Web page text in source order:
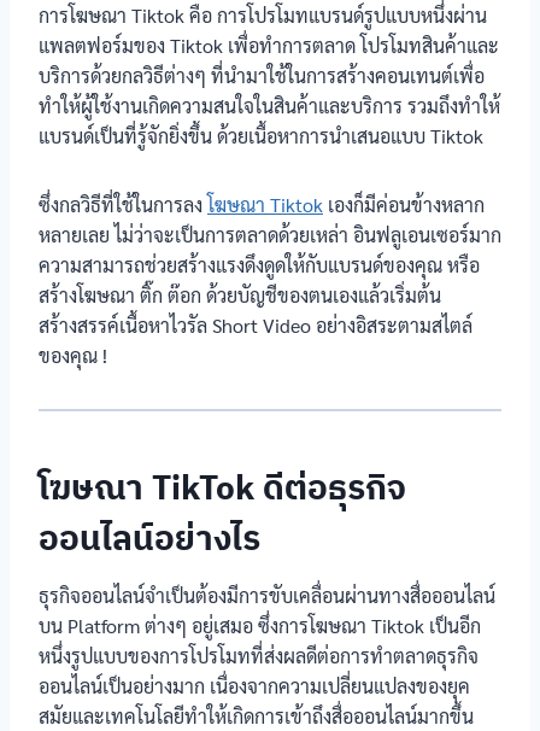
การโฆษณา Tiktok คือ การโปรโมทแบรนด์รูปแบบหนึ่งผ่าน
แพลตฟอร์มของ Tiktok เพื่อทำการตลาด โปรโมทสินค้าและ
บริการด้วยกลวิธีต่างๆ ที่นำมาใช้ในการสร้างคอนเทนต์เพื่อ
ทำให้ผู้ใช้งานเกิดความสนใจในสินค้าและบริการ รวมถึงทำให้
แบรนด์เป็นที่รู้จักยิ่งขึ้น ด้วยเนื้อหาการนำเสนอแบบ Tiktok
ซึ่งกลวิธีที่ใช้ในการลง โฆษณา Tiktok เองก็มีค่อนข้างหลาก
หลายเลย ไม่ว่าจะเป็นการตลาดด้วยเหล่า อินฟลูเอนเซอร์มาก
ความสามารถช่วยสร้างแรงดึงดูดให้กับแบรนด์ของคุณ หรือ
สร้างโฆษณา ติ๊ก ต๊อก ด้วยบัญชีของตนเองแล้วเริ่มต้น
สร้างสรรค์เนื้อหาไวรัล Short Video อย่างอิสระตามสไตล์
ของคุณ !
โฆษณา TikTok ดีต่อธุรกิจ
ออนไลน์อย่างไร
ธุรกิจออนไลน์จำเป็นต้องมีการขับเคลื่อนผ่านทางสื่อออนไลน์
บน Platform ต่างๆ อยู่เสมอ ซึ่งการโฆษณา Tiktok เป็นอีก
หนึ่งรูปแบบของการโปรโมทที่ส่งผลดีต่อการทำตลาดธุรกิจ
ออนไลน์เป็นอย่างมาก เนื่องจากความเปลี่ยนแปลงของยุค
สมัยและเทคโนโลยีทำให้เกิดการเข้าถึงสื่อออนไลน์มากขึ้น